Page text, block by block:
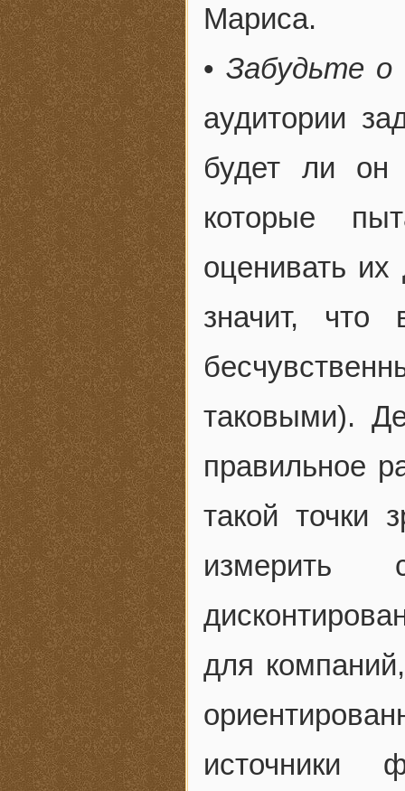
Мариса.
• Забудьте о
аудитории
будет ли он
которые
оценивать
значит, что
таковыми).
правильное
такой точки
измерить
для
источники